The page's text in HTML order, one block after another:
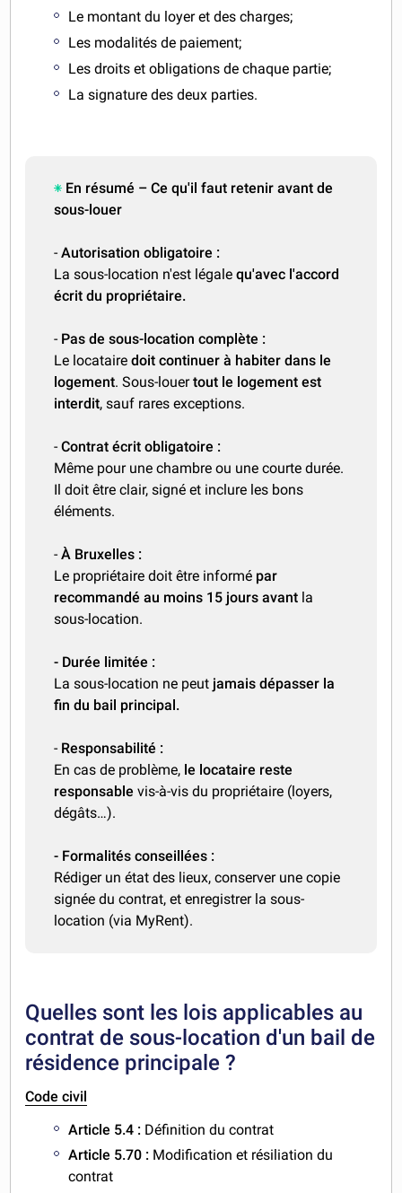
Le montant du loyer et des charges;
Les modalités de paiement;
Les droits et obligations de chaque partie;
La signature des deux parties.
En résumé – Ce qu'il faut retenir avant de
sous-louer
-Autorisation obligatoire :
La sous-location n'est légalequ'avec l'accord
écrit du propriétaire.
- Pas de sous-location complète :
Le locatairedoit continuer à habiter dans le
logement. Sous-louertout le logement est
interdit, sauf rares exceptions.
-Contrat écrit obligatoire :
Même pour une chambre ou une courte durée.
Il doit être clair, signé et inclure les bons
éléments.
-À Bruxelles :
Le propriétaire doit être informé par
recommandé au moins 15 jours avant la
sous-location.
- Durée limitée :
La sous-location ne peut jamais dépasser la
fin du bail principal.
- Responsabilité :
En cas de problème, le locataire reste
responsable vis-à-vis du propriétaire (loyers,
dégâts…).
- Formalités conseillées :
Rédiger un état des lieux, conserver une copie
signée du contrat, et enregistrer la sous-
location (via MyRent).
Quelles sont les lois applicables au
contrat de sous-location d'un bail de
résidence principale ?
Code civil
Article 5.4 : Définition du contrat
Article 5.70 : Modification et résiliation du
contrat